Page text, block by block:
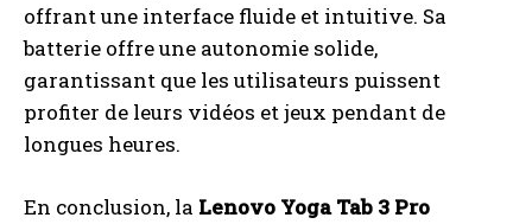
offrant une interface fluide et intuitive. Sa
batterie offre une autonomie solide,
garantissant que les utilisateurs puissent
profiter de leurs vidéos et jeux pendant de
longues heures.
En conclusion, la Lenovo Yoga Tab 3 Pro